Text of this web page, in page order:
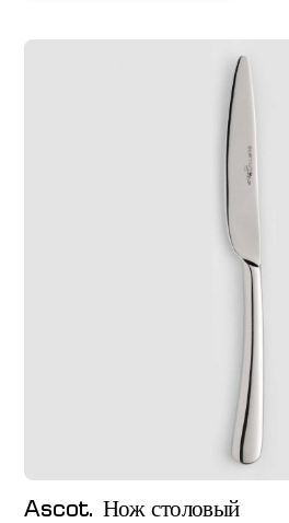
Ascot. Нож столовый